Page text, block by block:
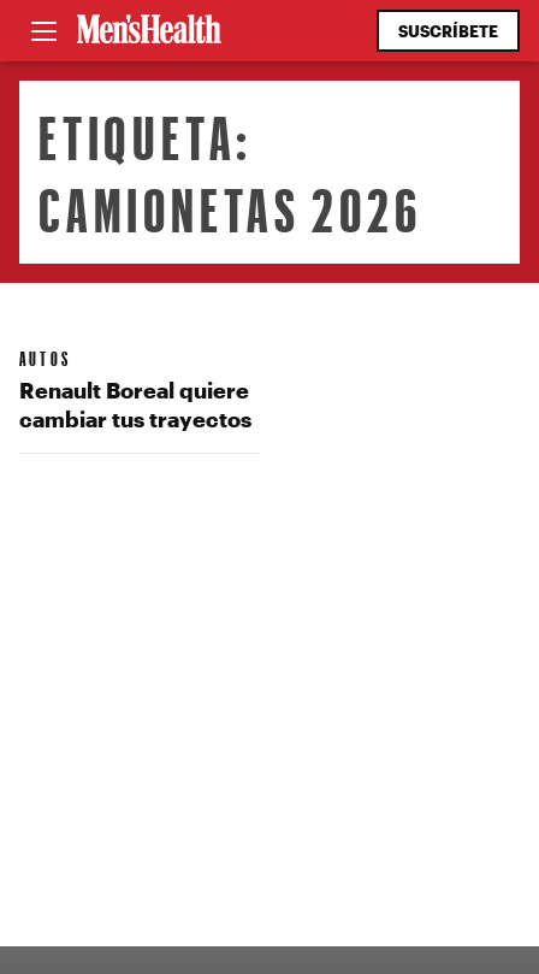
SUSCRÍBETE
ETIQUETA:
CAMIONETAS 2026
AUTOS
Renault Boreal quiere
cambiar tus trayectos